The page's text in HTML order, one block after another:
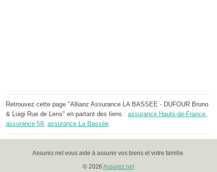
Retrouvez cette page "Allianz Assurance LA BASSEE - DUFOUR Bruno
& Luigi Rue de Lens" en partant des liens : assurance Hauts-de-France,
assurance 59, assurance La Bassée.
Assurez.net vous aide à assurer vos biens et votre famille.
© 2026 Assurez.net